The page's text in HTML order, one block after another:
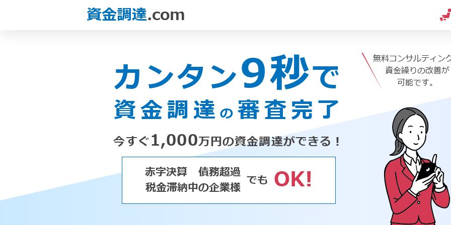
資金調達.com
カンタン9秒で
資金調達の 審査完了
今すぐ1,000万円の資金調達ができる！
赤字決算
債務超過
税金滞納中の企業様 でも OK!
無料コンサルティン
資金繰りの改善が
可能です。